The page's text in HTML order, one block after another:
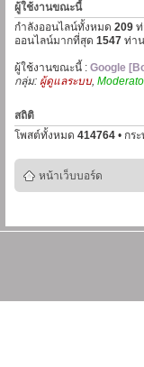
ผู้ใช้งานขณะนี้
กำลังออนไลน์ทั้งหมด 209
ออนไลน์มากที่สุด 1547 ท่า
ผู้ใช้งานขณะนี้ : Google
กลุ่ม: ผู้ดูแลระบบ,
สถิติ
โพสต์ทั้งหมด 414764 • กร
หน้าเว็บบอร์ด